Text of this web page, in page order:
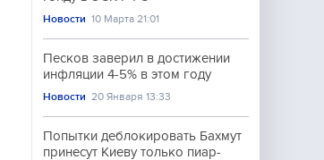
Новости 10 Марта 21:01
Песков заверил в достижении
инфляции 4-5% в этом году
Новости 20 Января 13:33
Попытки деблокировать Бахмут
принесут Киеву только пиар-